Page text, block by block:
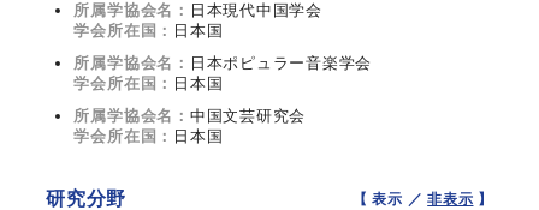
所属学協会名： 日本現代中国学会
学会所在国： 日本国
所属学協会名： 日本ポピュラー音楽学会
学会所在国： 日本国
所属学協会名： 中国文芸研究会
学会所在国： 日本国
研究分野 【 表示 ／非表示 】